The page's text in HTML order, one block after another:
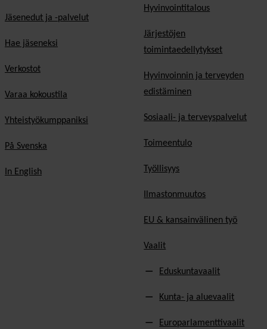
Jäsenedut ja -palvelut
Hae jäseneksi
Verkostot
Varaa kokoustila
Yhteistyökumppaniksi
På Svenska
In English
Hyvinvointitalous
Järjestöjen
toimintaedellytykset
Hyvinvoinnin ja terveyden
edistäminen
Sosiaali- ja terveyspalvelut
Toimeentulo
Työllisyys
Ilmastonmuutos
EU & kansainvälinen työ
Vaalit
Eduskuntavaalit
Kunta- ja aluevaalit
Europarlamenttivaalit